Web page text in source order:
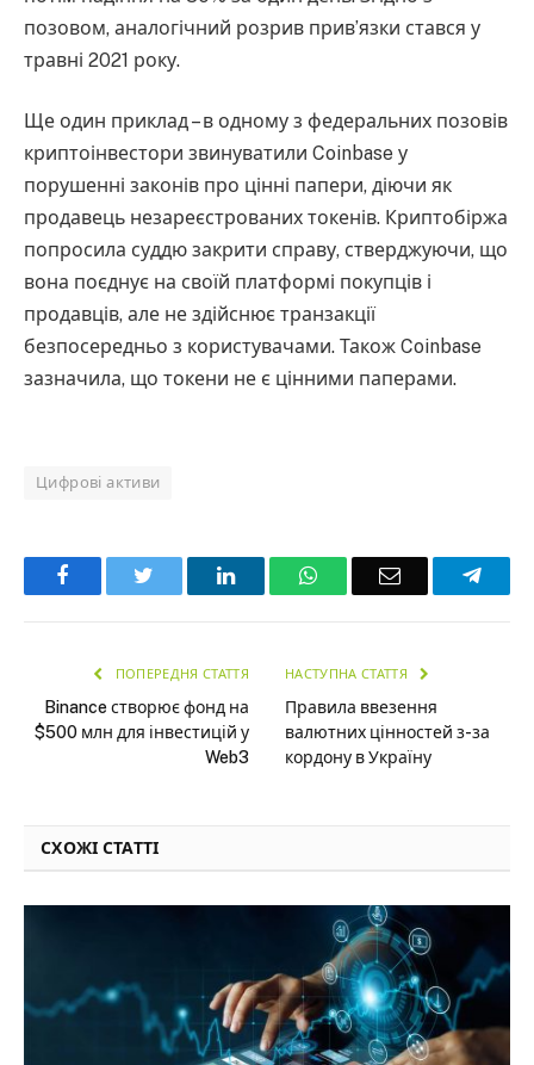
позовом, аналогічний розрив прив’язки стався у
травні 2021 року.
Ще один приклад – в одному з федеральних позовів
криптоінвестори звинуватили Coinbase у
порушенні законів про цінні папери, діючи як
продавець незареєстрованих токенів. Криптобіржа
попросила суддю закрити справу, стверджуючи, що
вона поєднує на своїй платформі покупців і
продавців, але не здійснює транзакції
безпосередньо з користувачами. Також Coinbase
зазначила, що токени не є цінними паперами.
Цифрові активи
Facebook LinkedInWhatsAppEmail
ПОПЕРЕДНЯ СТАТТЯ
Binance створює фонд на
$500 млн для інвестицій у
Web3
НАСТУПНА СТАТТЯ
Правила ввезення
валютних цінностей з-за
кордону в Україну
СХОЖІ СТАТТІ